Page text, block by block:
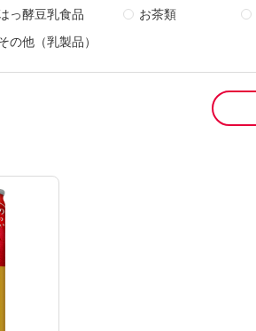
っ酵豆乳食品
の他（乳製品）
お茶類